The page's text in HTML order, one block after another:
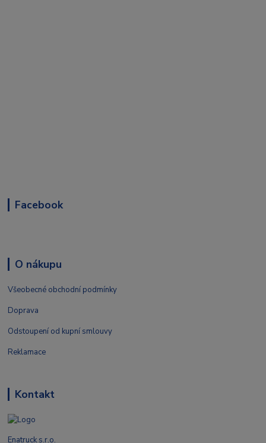
Facebook
O nákupu
Všeobecné obchodní podmínky
Doprava
Odstoupení od kupní smlouvy
Reklamace
Kontakt
Enatruck s.r.o.